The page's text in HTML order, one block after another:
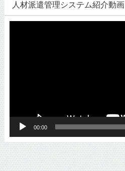
人材派遣管理システム紹介動画
00:00